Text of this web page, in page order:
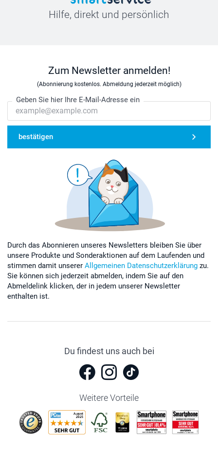
Hilfe, direkt und persönlich
Zum Newsletter anmelden!
(Abonnierung kostenlos. Abmeldung jederzeit möglich)
Geben Sie hier Ihre E-Mail-Adresse ein
bestätigen
Durch das Abonnieren unseres Newsletters bleiben Sie über
unsere Produkte und Sonderaktionen auf dem Laufenden und
stimmen damit unserer Allgemeinen Datenschutzerklärung zu.
Sie können sich jederzeit abmelden, indem Sie auf den
Abmeldelink klicken, der in jedem unserer Newsletter
enthalten ist.
Du findest uns auch bei
Weitere Vorteile